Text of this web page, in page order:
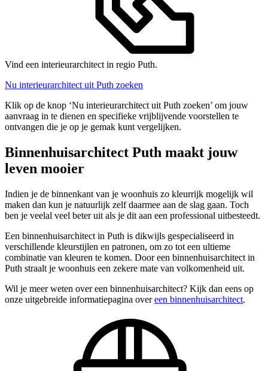
Vind een interieurarchitect in regio Puth.
Nu interieurarchitect uit Puth zoeken
Klik op de knop ‘Nu interieurarchitect uit Puth zoeken’ om jouw
aanvraag in te dienen en specifieke vrijblijvende voorstellen te
ontvangen die je op je gemak kunt vergelijken.
Binnenhuisarchitect Puth maakt jouw
leven mooier
Indien je de binnenkant van je woonhuis zo kleurrijk mogelijk wil
maken dan kun je natuurlijk zelf daarmee aan de slag gaan. Toch
ben je veelal veel beter uit als je dit aan een professional uitbesteedt.
Een binnenhuisarchitect in Puth is dikwijls gespecialiseerd in
verschillende kleurstijlen en patronen, om zo tot een ultieme
combinatie van kleuren te komen. Door een binnenhuisarchitect in
Puth straalt je woonhuis een zekere mate van volkomenheid uit.
Wil je meer weten over een binnenhuisarchitect? Kijk dan eens op
onze uitgebreide informatiepagina overeen binnenhuisarchitect.